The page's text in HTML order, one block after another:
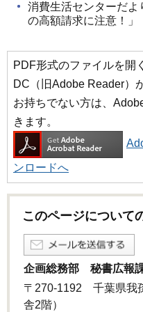
消費生活センターだ
の高額請求に注意！」
PDF形式のファイルを開
DC（旧Adobe Reader）
お持ちでない方は、
きます。
ンロードへ
このページについて
企画総務部 秘書広報
〒270-1192 千葉県我
舎2階）